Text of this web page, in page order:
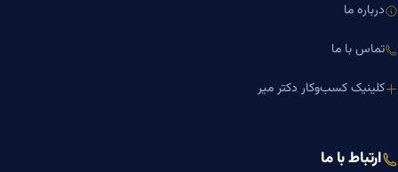
درباره ما
تماس با ما
کلینیک کسب‌وکار دکتر میر
ارتباط با ما